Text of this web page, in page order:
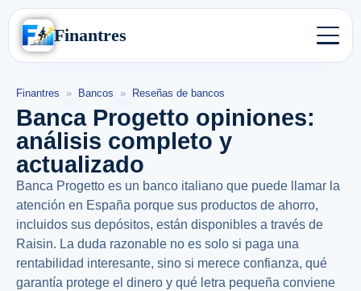
Finantres
Finantres » Bancos » Reseñas de bancos
Banca Progetto opiniones:
análisis completo y
actualizado
Banca Progetto es un banco italiano que puede llamar la
atención en España porque sus productos de ahorro,
incluidos sus depósitos, están disponibles a través de
Raisin. La duda razonable no es solo si paga una
rentabilidad interesante, sino si merece confianza, qué
garantía protege el dinero y qué letra pequeña conviene